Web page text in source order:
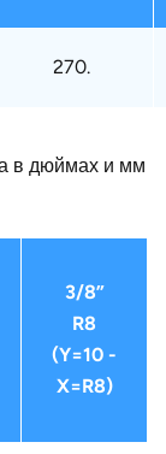
270.
в дюймах и мм
3/8”
R8
(Y=10 -
X=R8)